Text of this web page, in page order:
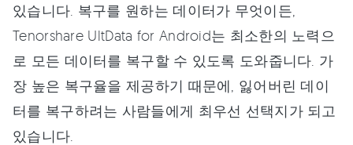
있습니다. 복구를 원하는 데이터가 무엇이든,
Tenorshare UltData for Android는 최소한의 노력으
로 모든 데이터를 복구할 수 있도록 도와줍니다. 가
장 높은 복구율을 제공하기 때문에, 잃어버린 데이
터를 복구하려는 사람들에게 최우선 선택지가 되고
있습니다.